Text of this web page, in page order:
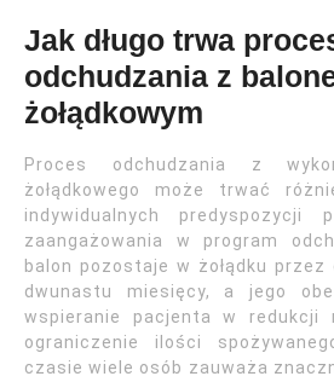
Jak długo trwa
odchudzania z
żołądkowym
Proces odchudzania z
żołądkowego może trwać
indywidualnych predyspozycji
zaangażowania w program
balon pozostaje w żołądku
dwunastu miesięcy, a jego
wspieranie pacjenta w redukcji
ograniczenie ilości
czasie wiele osób zauważa